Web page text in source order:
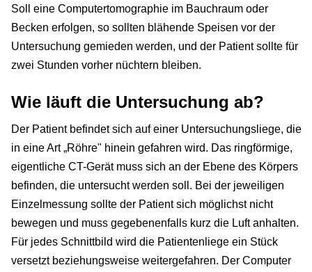
Soll eine Computertomographie im Bauchraum oder
Becken erfolgen, so sollten blähende Speisen vor der
Untersuchung gemieden werden, und der Patient sollte für
zwei Stunden vorher nüchtern bleiben.
Wie läuft die Untersuchung ab?
Der Patient befindet sich auf einer Untersuchungsliege, die
in eine Art „Röhre" hinein gefahren wird. Das ringförmige,
eigentliche CT-Gerät muss sich an der Ebene des Körpers
befinden, die untersucht werden soll. Bei der jeweiligen
Einzelmessung sollte der Patient sich möglichst nicht
bewegen und muss gegebenenfalls kurz die Luft anhalten.
Für jedes Schnittbild wird die Patientenliege ein Stück
versetzt beziehungsweise weitergefahren. Der Computer